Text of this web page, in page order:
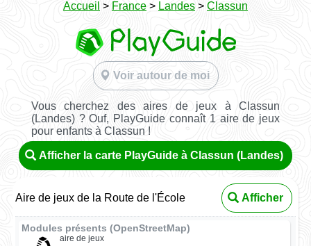
Accueil > France > Landes > Classun
Voir autour de moi
Vous cherchez des aires de jeux à Classun
(Landes) ? Ouf, PlayGuide connaît 1 aire de jeux
pour enfants à Classun !
Afficher la carte PlayGuide à Classun (Landes)
Aire de jeux de la Route de l'École Afficher
Modules présents (OpenStreetMap)
aire de jeux